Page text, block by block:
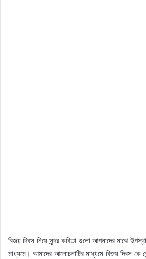
বিজয় দিবস নিয়ে সুন্দর কবিতা গুলো আপনাদের মাঝে
মাধ্যমে। আমাদের আলোচনাটির মাধ্যমে বিজয় দিবস কে